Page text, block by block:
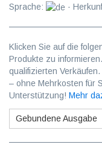
Sprache:
·
Klicken Sie auf die
Produkte zu
qualifizierten
– ohne Mehrkosten für
Unterstützung! Mehr
Gebundene Ausgabe